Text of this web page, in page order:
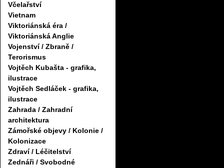
Včelařství
Vietnam
Viktoriánská éra /
Viktoriánská Anglie
Vojenství / Zbraně /
Terorismus
Vojtěch Kubašta - grafika,
ilustrace
Vojtěch Sedláček - grafika,
ilustrace
Zahrada / Zahradní
architektura
Zámořské objevy / Kolonie /
Kolonizace
Zdraví / Léčitelství
Zednáři / Svobodné